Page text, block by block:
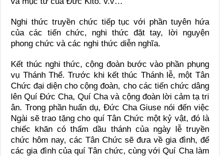
Nghi thức truyền chức tiếp tục với phần tuyên hứa
của các tiến chức, nghi thức đặt tay, lời nguyện
phong chức và các nghi thức diễn nghĩa.
Kết thúc nghi thức, cộng đoàn bước vào phần phụng
vụ Thánh Thể. Trước khi kết thúc Thánh lễ, một Tân
Chức đại diện cho cộng đoàn, cho các tiến chức dâng
lên Quí Đức Cha, Quí Cha và cộng đoàn lời cảm tạ tri
ân. Trong phần huấn dụ, Đức Cha Giuse nói đến việc
Ngài sẽ trao tặng cho quí Tân Chức một kỷ vật, đó là
chiếc khăn có thấm dầu thánh của ngày lễ truyền
chức hôm nay, các Tân Chức sẽ đưa về gia đình, để
các gia đình của quí Tân chức, cùng với Quí Cha làm